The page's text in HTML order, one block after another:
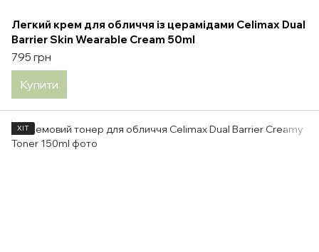
Легкий крем для обличчя із церамідами Celimax Dual
Barrier Skin Wearable Cream 50ml
795 грн
Купити
ХІТ